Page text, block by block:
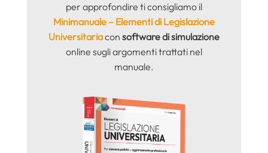
per approfondire ti consigliamo il
Minimanuale – Elementi di Legislazione
Universitariacon software di simulazione
online sugli argomenti trattati nel
manuale.